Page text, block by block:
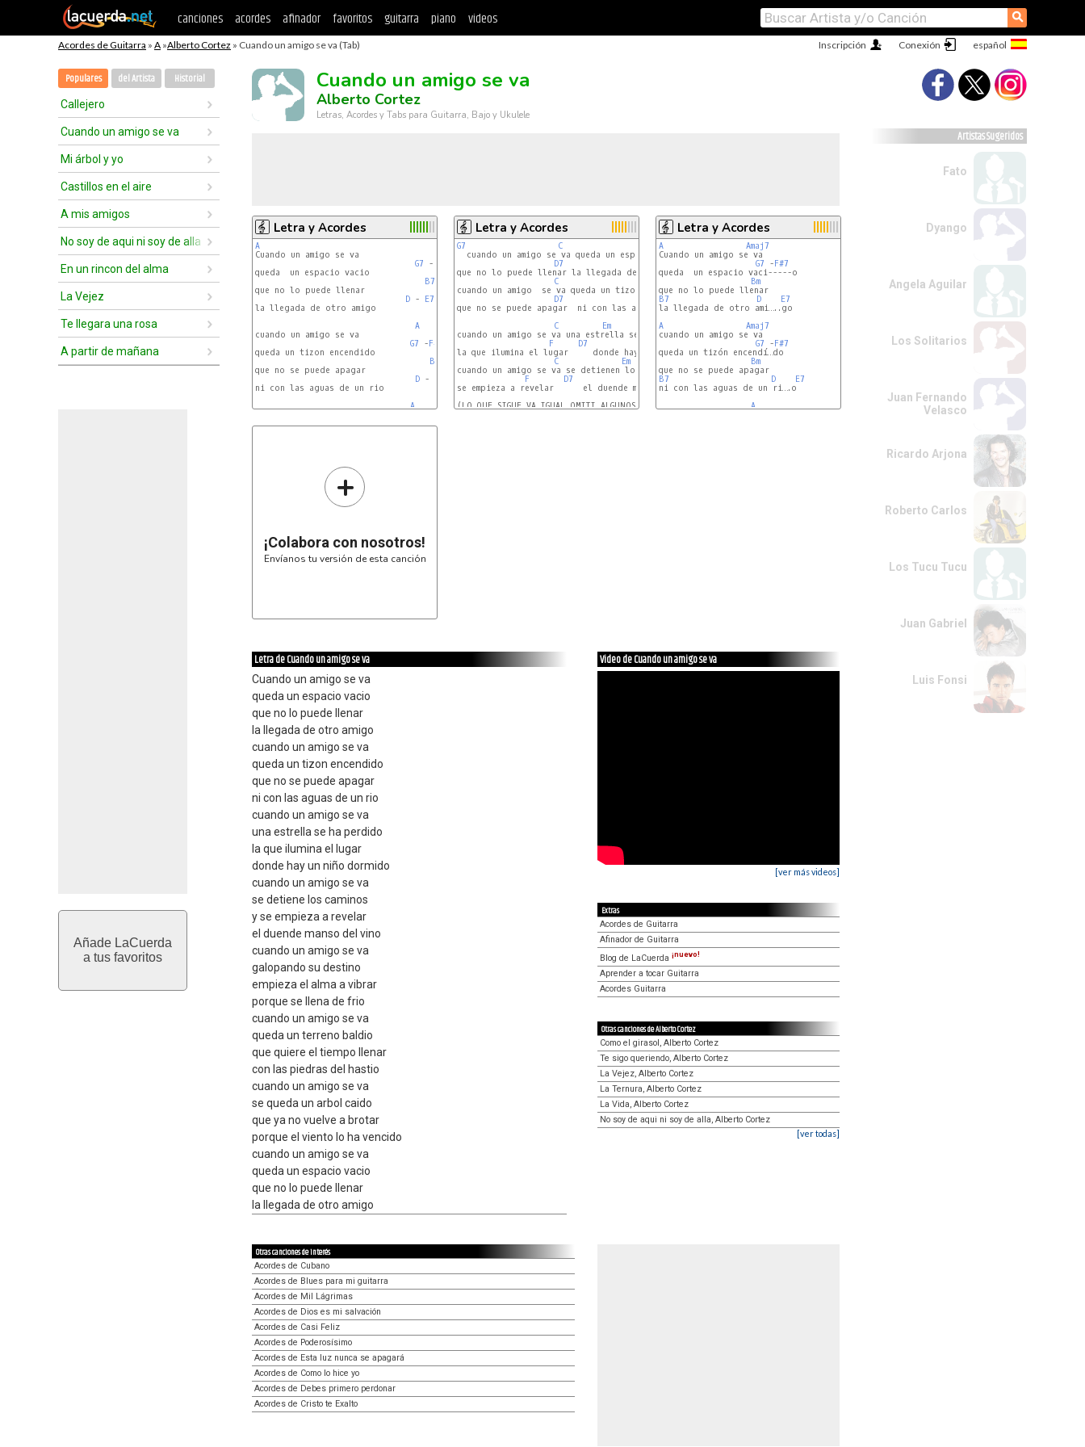
canciones acordes afinador favoritos guitarra piano videos ⚲
Acordes de Guitarra » A »Alberto Cortez » Cuando un amigo se va (Tab) Conexión
Inscripción
Populares del Artista Historial
Callejero
Cuando un amigo se va
Mi árbol y yo
Castillos en el aire
A mis amigos
No soy de aqui ni soy de alla
En un rincon del alma
La Vejez
Te llegara una rosa
A partir de mañana
Añade LaCuerda
a tus favoritos
Cuando un amigo se va
Alberto Cortez
Letras, Acordes y Tabs para Guitarra, Bajo y Ukulele
Letra y Acordes
A
G7 -
queda  un espacio vacio
B7
que no lo puede llenar
D - E7
la llegada de otro amigo
A
cuando un amigo se va
G7 -F#7
queda un tizon encendido
B7
que no se puede apagar
D -
ni con las aguas de un rio
A
Letra y Acordes
G7 C
  cuando un amigo se va queda un espacio vacio
D7
que no lo puede llenar la llegada de otro amigo
C
cuando un amigo  se va queda un tizon encendido
D7
que no se puede apagar  ni con las aguas de un rio
C
Em
cuando un amigo se va una estrella se ha perdido
F
D7
la que ilumina el lugar     donde hay un niño dormido
C
Em
cuando un amigo se va se detienen los caminos
F
D7
se empieza a revelar      el duende manzo del vino
(LO QUE SIGUE VA IGUAL OMITI ALGUNOS ARREGLOS POR QUE
Letra y Acordes
A
Amaj7
Cuando un amigo se va
G7 -F#7
queda  un espacio vaci-----o
Bm
B7
D
E7
la llegada de otro ami…..go
A
Amaj7
cuando un amigo se va
G7 -F#7
queda un tizón encendí…do
Bm
B7
D
E7
ni con las aguas de un ri….o
A
+
¡Colabora con nosotros!
Envíanos tu versión de esta canción
Letra de Cuando un amigo se va
Cuando un amigo se va
queda un espacio vacio
que no lo puede llenar
la llegada de otro amigo
cuando un amigo se va
queda un tizon encendido
que no se puede apagar
ni con las aguas de un rio
cuando un amigo se va
una estrella se ha perdido
la que ilumina el lugar
donde hay un niño dormido
cuando un amigo se va
se detiene los caminos
y se empieza a revelar
el duende manso del vino
cuando un amigo se va
galopando su destino
empieza el alma a vibrar
porque se llena de frio
cuando un amigo se va
queda un terreno baldio
que quiere el tiempo llenar
con las piedras del hastio
cuando un amigo se va
se queda un arbol caido
que ya no vuelve a brotar
porque el viento lo ha vencido
cuando un amigo se va
queda un espacio vacio
que no lo puede llenar
la llegada de otro amigo
Video de Cuando un amigo se va
[ver más videos]
Extras
Acordes de Guitarra
Afinador de Guitarra
Blog de LaCuerda ¡nuevo!
Aprender a tocar Guitarra
Acordes Guitarra
Otras canciones de Alberto Cortez
Como el girasol, Alberto Cortez
Te sigo queriendo, Alberto Cortez
La Vejez, Alberto Cortez
La Ternura, Alberto Cortez
La Vida, Alberto Cortez
No soy de aqui ni soy de alla, Alberto Cortez
[ver todas]
Otras canciones de interés
Acordes de Cubano
Acordes de Blues para mi guitarra
Acordes de Mil Lágrimas
Acordes de Dios es mi salvación
Acordes de Casi Feliz
Acordes de Poderosísimo
Acordes de Esta luz nunca se apagará
Acordes de Como lo hice yo
Acordes de Debes primero perdonar
Acordes de Cristo te Exalto
Artistas Sugeridos
Fato
Dyango
Angela Aguilar
Los Solitarios
Juan Fernando
Velasco
Ricardo Arjona
Roberto Carlos
Los Tucu Tucu
Juan Gabriel
Luis Fonsi